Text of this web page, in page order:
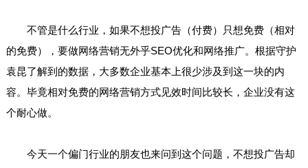
不管是什么行业，如果不想投广告（付费）只想免费（相对
的免费），要做网络营销无外乎SEO优化和网络推广。根据守护
袁昆了解到的数据，大多数企业基本上很少涉及到这一块的内
容。毕竟相对免费的网络营销方式见效时间比较长，企业没有这
个耐心做。
今天一个偏门行业的朋友也来问到这个问题，不想投广告却